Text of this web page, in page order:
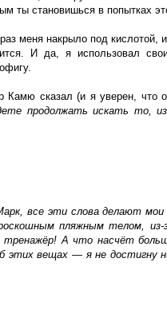
ты становишься в попытках
меня накрыло под
И да, я использовал
Камю сказал (и я уверен,
продолжать искать то,
все эти слова делают
пляжным телом, из-
А что насчёт
этих вещах — я не достигну